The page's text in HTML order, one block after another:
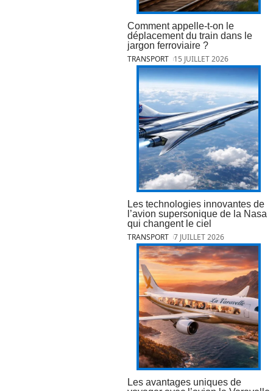
Comment appelle-t-on le
déplacement du train dans le
jargon ferroviaire ?
TRANSPORT 15 JUILLET 2026
Les technologies innovantes de
l’avion supersonique de la Nasa
qui changent le ciel
TRANSPORT 7 JUILLET 2026
Les avantages uniques de